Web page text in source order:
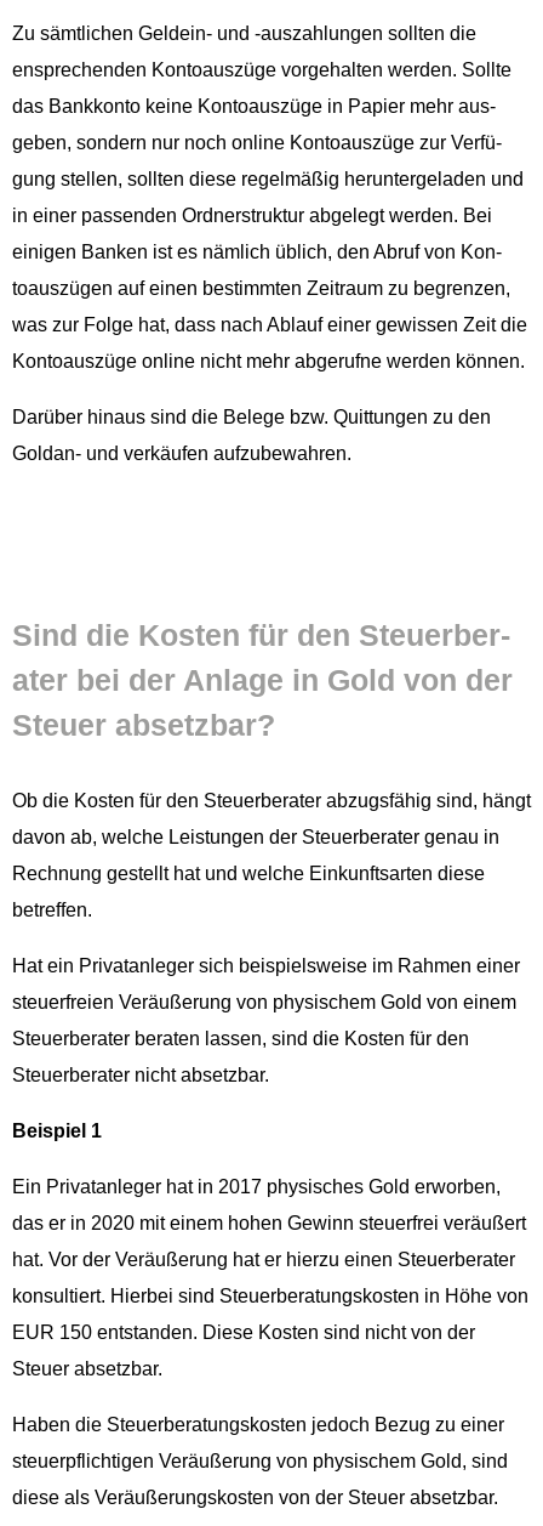
Zu sämtlichen Geldein- und ‑auszahlun­gen soll­ten die
ensprechen­den Kon­toauszüge vorge­hal­ten wer­den. Sollte
das Bankkon­to keine Kon­toauszüge in Papi­er mehr aus­
geben, son­dern nur noch online Kon­toauszüge zur Ver­fü­
gung stellen, soll­ten diese regelmäßig herun­terge­laden und
in ein­er passenden Ord­ner­struk­tur abgelegt wer­den. Bei
eini­gen Banken ist es näm­lich üblich, den Abruf von Kon­
toauszü­gen auf einen bes­timmten Zeitraum zu begren­zen,
was zur Folge hat, dass nach Ablauf ein­er gewis­sen Zeit die
Kon­toauszüge online nicht mehr abgerufne wer­den können.
Darüber hin­aus sind die Belege bzw. Quit­tun­gen zu den
Goldan- und verkäufen aufzubewahren.
Sind die Kosten für den Steuer­ber­
ater bei der Anlage in Gold von der
Steuer absetzbar?
Ob die Kosten für den Steuer­ber­ater abzugs­fähig sind, hängt
davon ab, welche Leis­tun­gen der Steuer­ber­ater genau in
Rech­nung gestellt hat und welche Einkun­ft­sarten diese
betreffen.
Hat ein Pri­vatan­leger sich beispiel­sweise im Rah­men ein­er
steuer­freien Veräußerung von physis­chem Gold von einem
Steuer­ber­ater berat­en lassen, sind die Kosten für den
Steuer­ber­ater nicht absetzbar.
Beispiel 1
Ein Pri­vatan­leger hat in 2017 physis­ches Gold erwor­ben,
das er in 2020 mit einem hohen Gewinn steuer­frei veräußert
hat. Vor der Veräußerung hat er hierzu einen Steuer­ber­ater
kon­sul­tiert. Hier­bei sind Steuer­ber­atungskosten in Höhe von
EUR 150 ent­standen. Diese Kosten sind nicht von der
Steuer absetzbar.
Haben die Steuer­ber­atungskosten jedoch Bezug zu ein­er
steuerpflichti­gen Veräußerung von physis­chem Gold, sind
diese als Veräußerungskosten von der Steuer absetzbar.